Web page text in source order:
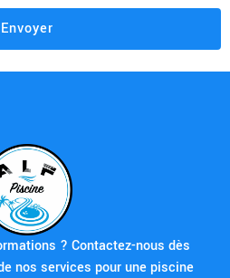
? Contactez-nous dès
nos services pour une piscine